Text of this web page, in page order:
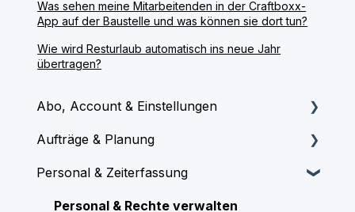
Was sehen meine Mitarbeitenden in der Craftboxx-
App auf der Baustelle und was können sie dort tun?
Wie wird Resturlaub automatisch ins neue Jahr
übertragen?
Abo, Account & Einstellungen
Onboarding & Start
Lizenzen & Abrechnung
System & Grundeinstellungen
Aufträge & Planung
Aufträge & Termine erstellen
Plantafel & Kalender
Personal & Zeiterfassung
Personal & Rechte verwalten